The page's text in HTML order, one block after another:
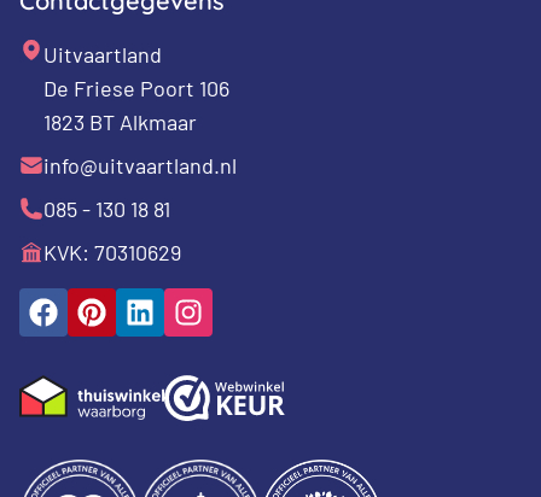
Uitvaartland
De Friese Poort 106
1823 BT Alkmaar
info@uitvaartland.nl
085 - 130 18 81
KVK: 70310629